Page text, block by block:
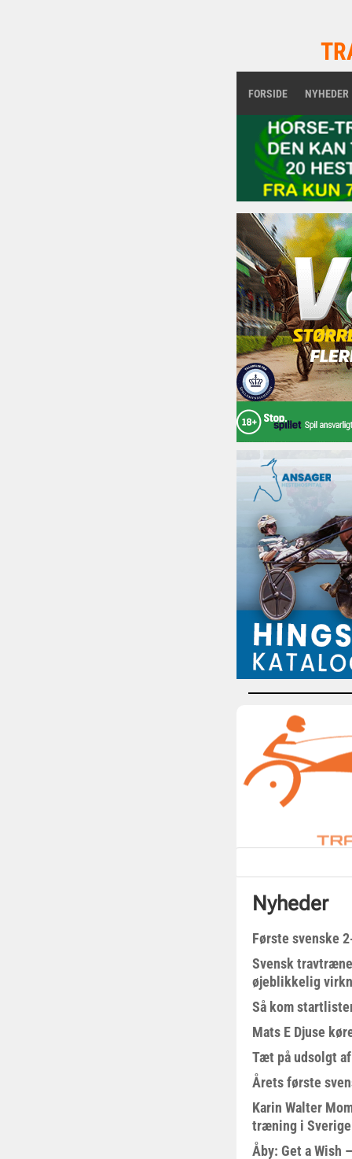
FORSIDE NYHEDER
Nyheder
Første svenske
Svensk
øjeblikkelig
Så kom
Mats E Djuse
Tæt på udsolgt
Årets første
Karin Walter
træning i Sverige
Åby: Get a Wish